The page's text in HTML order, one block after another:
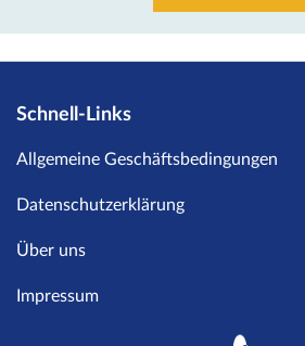
Schnell-Links
Allgemeine Geschäftsbedingungen
Datenschutzerklärung
Über uns
Impressum